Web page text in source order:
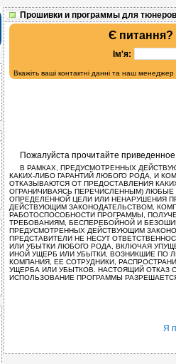
Прошивки и программы для
Є питання?
Ім'я:
Вкажіть ваші контактні данні та наш
Пожалуйста прочитайте
В РАМКАХ, ПРЕДУСМОТРЕННЫХ
КАКИХ-ЛИБО ГАРАНТИЙ ЛЮБОГО РОДА, И
ОТКАЗЫВАЮТСЯ ОТ ПРЕДОСТАВЛЕНИЯ
ОГРАНИЧИВАЯСЬ ПЕРЕЧИСЛЕННЫМ) ЛЮБЫЕ
ОПРЕДЕЛЕННОЙ ЦЕЛИ ИЛИ НЕНАРУШЕНИЯ
ДЕЙСТВУЮЩИМ ЗАКОНОДАТЕЛЬСТВОМ,
РАБОТОСПОСОБНОСТИ ПРОГРАММЫ,
ТРЕБОВАНИЯМ, БЕСПЕРЕБОЙНОЙ И
ПРЕДУСМОТРЕННЫХ ДЕЙСТВУЮЩИМ
ПРЕДСТАВИТЕЛИ НЕ НЕСУТ
ИЛИ УБЫТКИ ЛЮБОГО РОДА, ВКЛЮЧАЯ
ИНОЙ УЩЕРБ ИЛИ УБЫТКИ, ВОЗНИКШИЕ ПО
КОМПАНИЯ, ЕЕ СОТРУДНИКИ,
УЩЕРБА ИЛИ УБЫТКОВ. НАСТОЯЩИЙ ОТКАЗ
ИСПОЛЬЗОВАНИЕ ПРОГРАММЫ
Я